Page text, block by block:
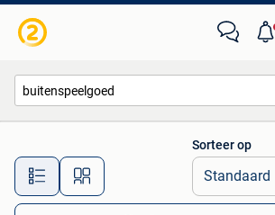
Alle afstanden…
Sorteer op